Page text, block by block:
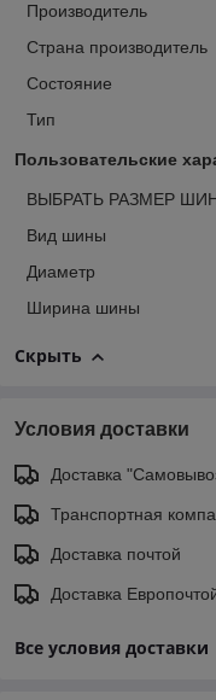
Производитель
Страна производитель
Состояние
Тип
Пользовательские
ВЫБРАТЬ РАЗМЕР
Вид шины
Диаметр
Ширина шины
Скрыть
Условия доставки
Доставка
Транспортная
Доставка почтой
Доставка
Все условия доставки